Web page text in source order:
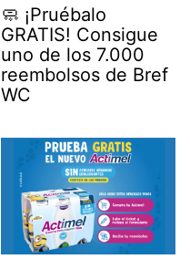
🧼 ¡Pruébalo
GRATIS! Consigue
uno de los 7.000
reembolsos de Bref
WC